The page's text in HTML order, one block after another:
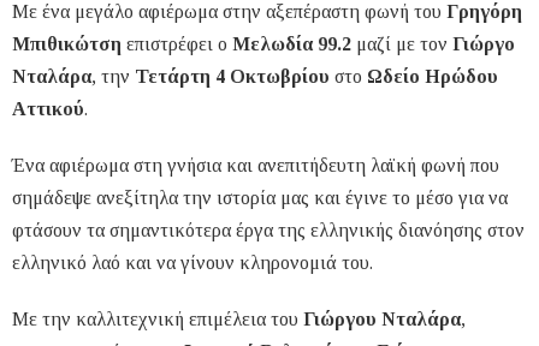
Με ένα μεγάλο αφιέρωμα στην αξεπέραστη φωνή του Γρηγόρη
Μπιθικώτση επιστρέφει ο Μελωδία 99.2 μαζί με τον Γιώργο
Νταλάρα, την Τετάρτη 4 Οκτωβρίου στο Ωδείο Ηρώδου
Αττικού.
Ένα αφιέρωμα στη γνήσια και ανεπιτήδευτη λαϊκή φωνή που
σημάδεψε ανεξίτηλα την ιστορία μας και έγινε το μέσο για να
φτάσουν τα σημαντικότερα έργα της ελληνικής διανόησης στον
ελληνικό λαό και να γίνουν κληρονομιά του.
Με την καλλιτεχνική επιμέλεια του Γιώργου Νταλάρα,